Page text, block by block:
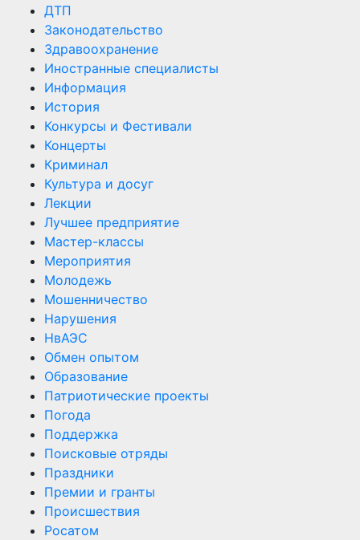
ДТП
Законодательство
Здравоохранение
Иностранные специалисты
Информация
История
Конкурсы и Фестивали
Концерты
Криминал
Культура и досуг
Лекции
Лучшее предприятие
Мастер-классы
Мероприятия
Молодежь
Мошенничество
Нарушения
НвАЭС
Обмен опытом
Образование
Патриотические проекты
Погода
Поддержка
Поисковые отряды
Праздники
Премии и гранты
Происшествия
Росатом